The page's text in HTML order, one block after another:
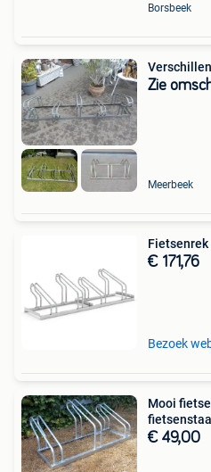
Borsbeek
Zie
Meerbeek
Fietsenrek
€ 171,76
Bezoek
Mooi
€ 49,00